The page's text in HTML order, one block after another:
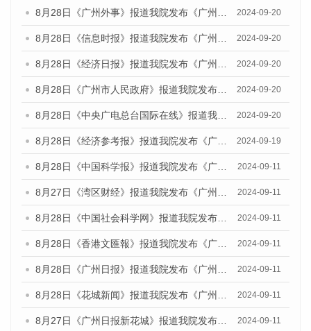
8月28日《广州外事》报道我院发布《广州蓝皮书：广州城市国际化发展报告（2024）》的媒体文章 2024-09-20
8月28日《信息时报》报道我院发布《广州蓝皮书：广州城市国际化发展报告（2024）》的媒体文章 2024-09-20
8月28日《经济日报》报道我院发布《广州蓝皮书：广州城市国际化发展报告（2024）》的媒体文章 2024-09-20
8月28日《广州市人民政府》报道我院发布《广州蓝皮书：广州城市国际化发展报告（2024）》的媒体文章 2024-09-20
8月28日《中央广电总台国际在线》报道我院发布《广州蓝皮书：广州城市国际化发展报告（2024）》的媒体文章 2024-09-20
8月28日《经济参考报》报道我院发布《广州蓝皮书：广州城市国际化发展报告（2024）》的媒体文章 2024-09-19
8月28日《中国科学报》报道我院发布《广州蓝皮书：广州城市国际化发展报告（2024）》的媒体文章 2024-09-11
8月27日《湾区财经》报道我院发布《广州蓝皮书：广州城市国际化发展报告（2024）》的媒体文章 2024-09-11
8月28日《中国社会科学网》报道我院发布《广州蓝皮书：广州城市国际化发展报告（2024）》的媒体文章 2024-09-11
8月28日《香港文匯報》报道我院发布《广州蓝皮书：广州城市国际化发展报告（2024）》的媒体文章 2024-09-11
8月28日《广州日报》报道我院发布《广州蓝皮书：广州城市国际化发展报告（2024）》的媒体文章 2024-09-11
8月28日《花城新闻》报道我院发布《广州蓝皮书：广州城市国际化发展报告（2024）》的媒体文章 2024-09-11
8月27日《广州日报新花城》报道我院发布《广州蓝皮书：广州城市国际化发展报告（2024）》的媒体文章 2024-09-11